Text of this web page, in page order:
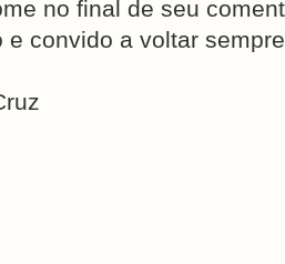
no final de seu
e convido a voltar